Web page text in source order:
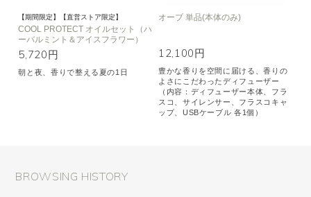
【期間限定】【直営ストア限定】
COOL PROTECT オイルセット（ハ
ーバルミント＆アイスフラワー）
5,720円
朝と夜、香りで整える夏の1日
オーブ 単品(本体のみ)
12,100円
豊かな香りを空間に届ける、香りの
よさにこだわったディフューザー
（内容：ディフューザー本体、フラ
スコ、サイレンサー、フラスコキャ
ップ、USBケーブル 各1個）
BROWSING HISTORY